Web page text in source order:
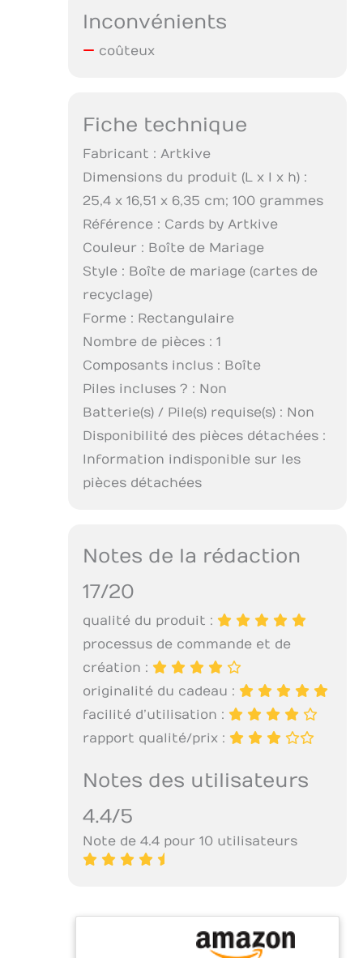
Inconvénients
coûteux
Fiche technique
Fabricant : Artkive
Dimensions du produit (L x l x h) :
25,4 x 16,51 x 6,35 cm; 100 grammes
Référence : Cards by Artkive
Couleur : Boîte de Mariage
Style : Boîte de mariage (cartes de
recyclage)
Forme : Rectangulaire
Nombre de pièces : 1
Composants inclus : Boîte
Piles incluses ? : Non
Batterie(s) / Pile(s) requise(s) : Non
Disponibilité des pièces détachées :
Information indisponible sur les
pièces détachées
Notes de la rédaction
17/20
qualité du produit :
processus de commande et de
création :
originalité du cadeau :
facilité d’utilisation :
rapport qualité/prix :
Notes des utilisateurs
4.4/5
Note de 4.4 pour 10 utilisateurs